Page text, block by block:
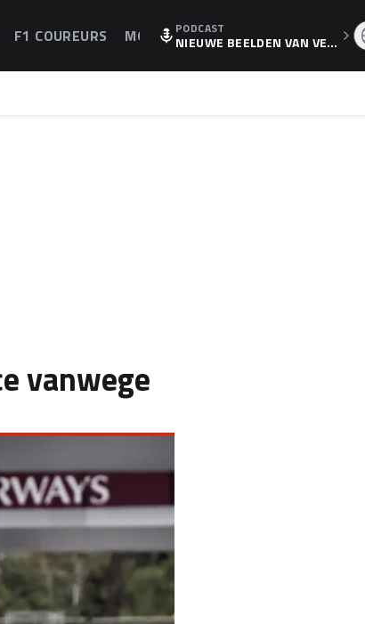
F1 COUREURS MOTOGPPODCAST
NIEUWE BEELDEN VAN VER
WEET IS ER NU GETEKEND'
vanwege